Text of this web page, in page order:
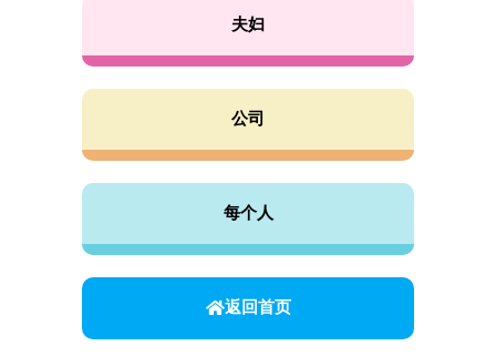
夫妇
公司
每个人
返回首页